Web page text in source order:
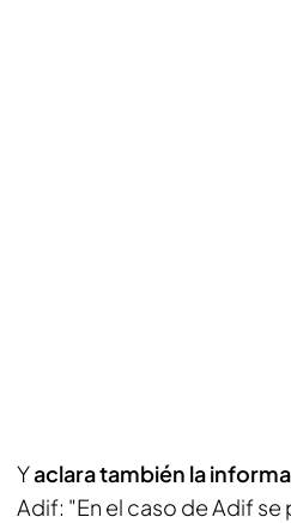
Yaclara también la
Adif: "En el caso de Adif